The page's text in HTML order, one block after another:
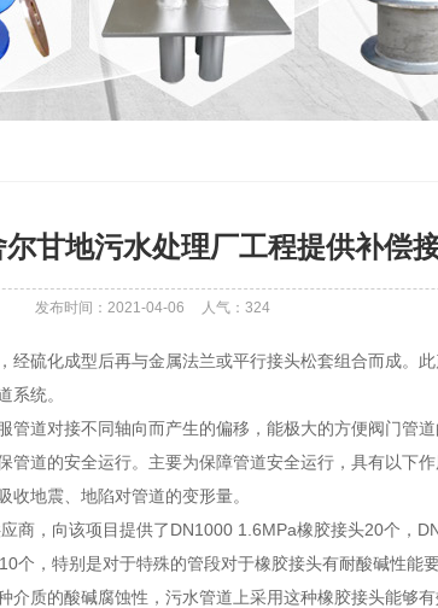
甘地污水处理厂工程提供补偿
发布时间：2021-04-06 人气： 324
经硫化成型后再与金属法兰或平行接头松套组合而成。
系统。
管道对接不同轴向而产生的偏移，能极大的方便阀门管
道的安全运行。主要为保障管道安全运行，具有以下
地震、地陷对管道的变形量。
，向该项目提供了DN1000 1.6MPa橡胶接头20个，
个，特别是对于特殊的管段对于橡胶接头有耐酸碱性能
介质的酸碱腐蚀性，污水管道上采用这种橡胶接头能够